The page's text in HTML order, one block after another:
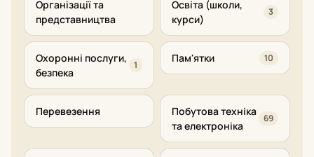
Організації та
представництва
Освіта (школи,
курси)
3
Охоронні послуги,
безпека
1
Пам'ятки 10
Перевезення
Побутова техніка
та електроніка
69